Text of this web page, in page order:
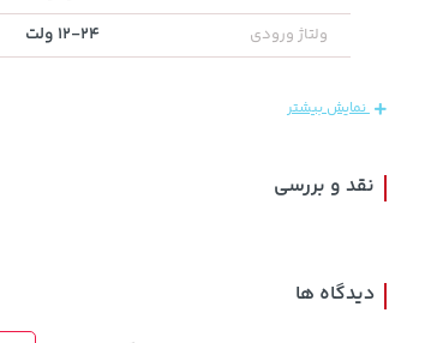
تومان
ولتاژ ورودی 12-24 ولت
نمایش بیشتر
نقد و بررسی
دیدگاه ها